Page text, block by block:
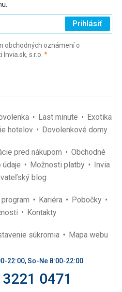
Prihlásiť
obchodných oznámení o
s.r.o. *(povinné)
Last minute
Exotika
hotelov Dovolenkové domy
pred nákupom
Obchodné
údaje Možnosti platby
Invia
blog
Kariéra
Pobočky
Kontakty
súkromia Mapa webu
22:00, So-Ne 8:00-22:00
0471